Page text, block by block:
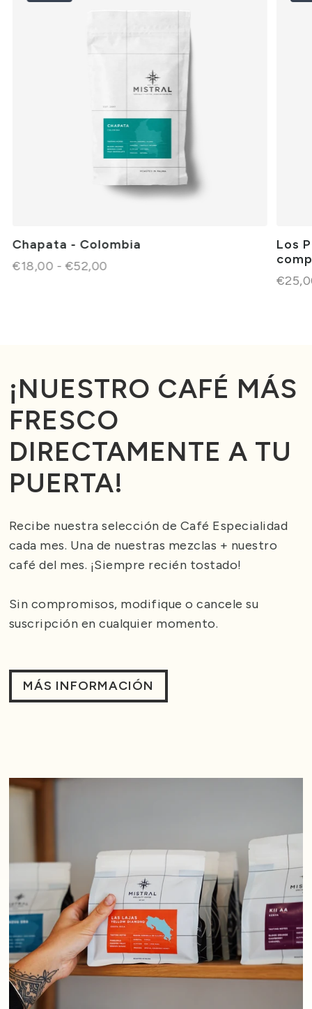
Chapata - Colombia
€18,00 - €52,00
Los
¡NUESTRO CAFÉ MÁS
FRESCO
DIRECTAMENTE A TU
PUERTA!
Recibe nuestra selección de Café Especialidad
cada mes. Una de nuestras mezclas + nuestro
café del mes. ¡Siempre recién tostado!
Sin compromisos, modifique o cancele su
suscripción en cualquier momento.
MÁS INFORMACIÓN